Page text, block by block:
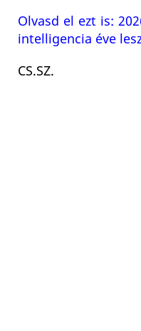
Olvasd el ezt is:
intelligencia éve
CS.SZ.